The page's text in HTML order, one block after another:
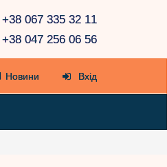
+38 067 335 32 11
+38 047 256 06 56
Новини Вхід